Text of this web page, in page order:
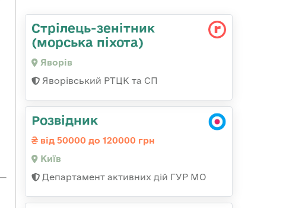
Стрілець-зенітник
(морська піхота)
Яворів
Яворівський РТЦК та СП
Розвідник
від 50000 до 120000 грн
Київ
Департамент активних дій ГУР МО